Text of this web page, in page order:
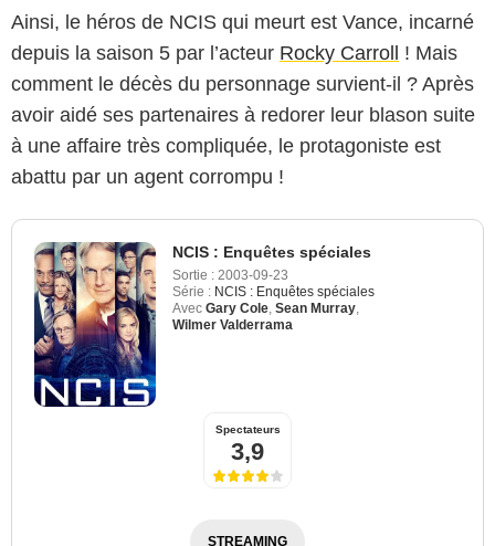
Ainsi, le héros de NCIS qui meurt est Vance, incarné
depuis la saison 5 par l’acteur Rocky Carroll ! Mais
comment le décès du personnage survient-il ? Après
avoir aidé ses partenaires à redorer leur blason suite
à une affaire très compliquée, le protagoniste est
abattu par un agent corrompu !
NCIS : Enquêtes spéciales
Sortie : 2003-09-23
Série : NCIS : Enquêtes spéciales
Avec Gary Cole Sean Murray
Wilmer Valderrama
Spectateurs
3,9
STREAMING